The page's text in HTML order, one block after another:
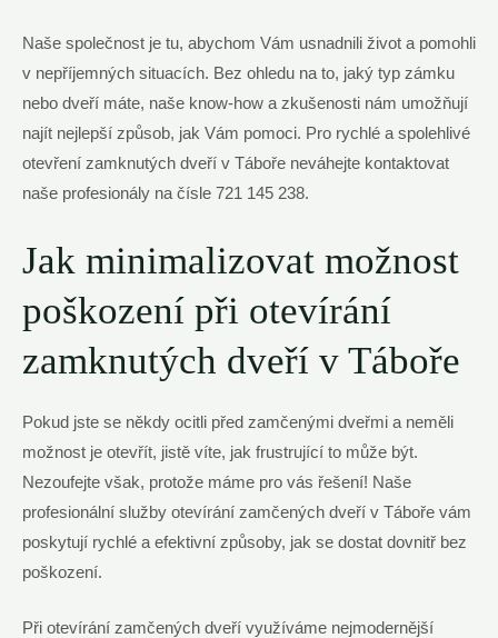
Naše společnost‍ je tu, abychom Vám usnadnili život a pomohli
v nepříjemných situacích. Bez ohledu na to, jaký typ zámku
nebo dveří máte, naše know-how​ a zkušenosti nám umožňují
najít nejlepší‌ způsob, jak Vám pomoci. Pro rychlé⁢ a spolehlivé
otevření zamknutých dveří v Táboře neváhejte kontaktovat
naše profesionály ​na čísle 721 145 ⁢238.
Jak minimalizovat možnost⁤
poškození při otevírání
zamknutých dveří v Táboře
Pokud jste se⁣ někdy ocitli před zamčenými dveřmi ⁢a neměli
možnost je otevřít, jistě víte, jak frustrující to může být.
Nezoufejte však, protože‌ máme pro‌ vás řešení! Naše
profesionální služby otevírání‍ zamčených dveří v Táboře ​vám
poskytují rychlé a efektivní způsoby, jak se dostat dovnitř bez
poškození.
Při otevírání zamčených dveří využíváme nejmodernější